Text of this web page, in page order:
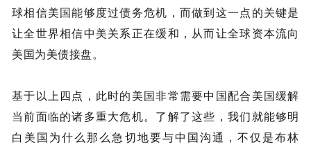
球相信美国能够度过债务危机，而做到这一点的关键是
让全世界相信中美关系正在缓和，从而让全球资本流向
美国为美债接盘。
基于以上四点，此时的美国非常需要中国配合美国缓解
当前面临的诸多重大危机。了解了这些，我们就能够明
白美国为什么那么急切地要与中国沟通，不仅是布林